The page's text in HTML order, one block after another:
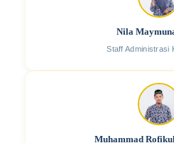
Nila
Staff Administrasi
Muhammad